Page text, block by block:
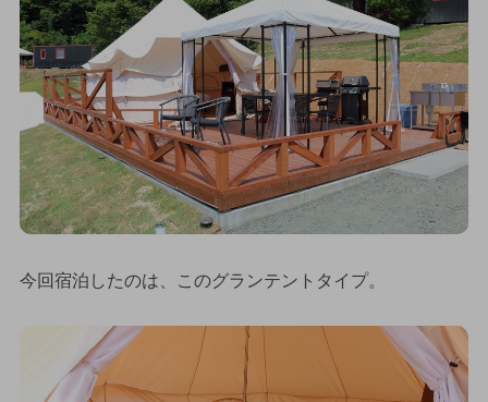
今回宿泊したのは、このグランテントタイプ。